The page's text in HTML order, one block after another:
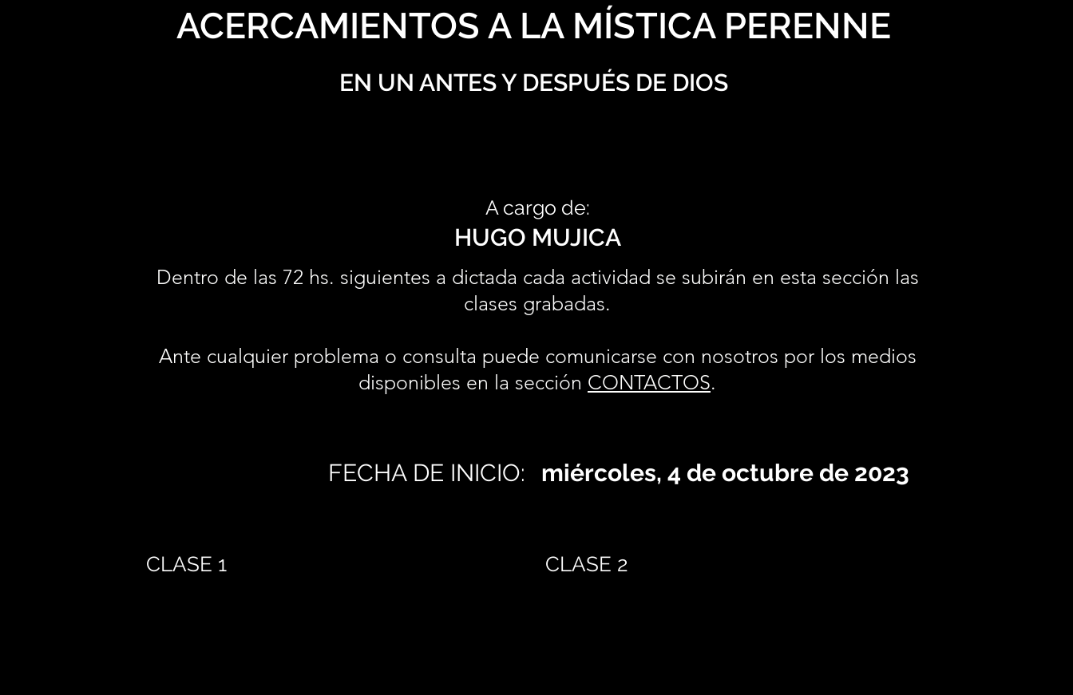
ACERCAMIENTOS A LA MÍSTICA PERENNE
EN UN ANTES Y DESPUÉS DE DIOS
A cargo de:
HUGO MUJICA
Dentro de las 72 hs. siguientes a dictada cada actividad se subirán en esta sección las
clases grabadas.
Ante cualquier problema o consulta puede comunicarse con nosotros por los medios
disponibles en la sección CONTACTOS.
FECHA DE INICIO: miércoles, 4 de octubre de 2023
CLASE 1 CLASE 2